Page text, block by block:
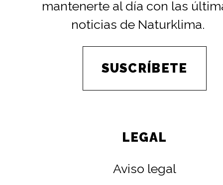
mantenerte al día con las
noticias de Naturklima.
SUSCRÍBETE
LEGAL
Aviso legal